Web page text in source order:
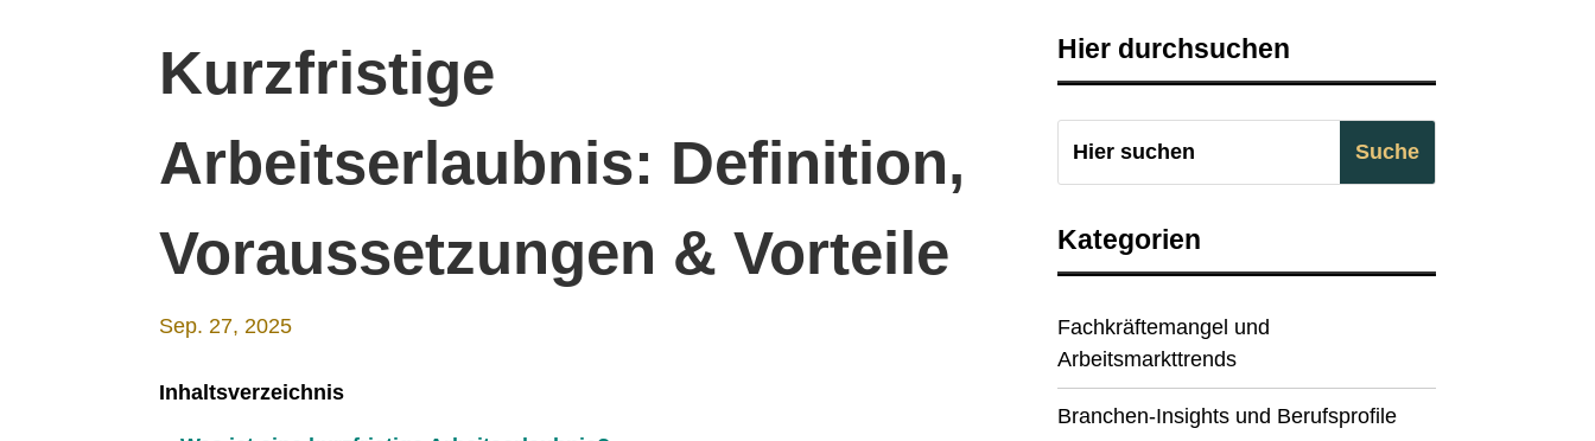
Kurzfristige
Arbeitserlaubnis: Definition,
Voraussetzungen & Vorteile
Sep. 27, 2025
Inhaltsverzeichnis
Hier durchsuchen
Kategorien
Fachkräftemangel und
Arbeitsmarkttrends
Branchen-Insights und Berufsprofile